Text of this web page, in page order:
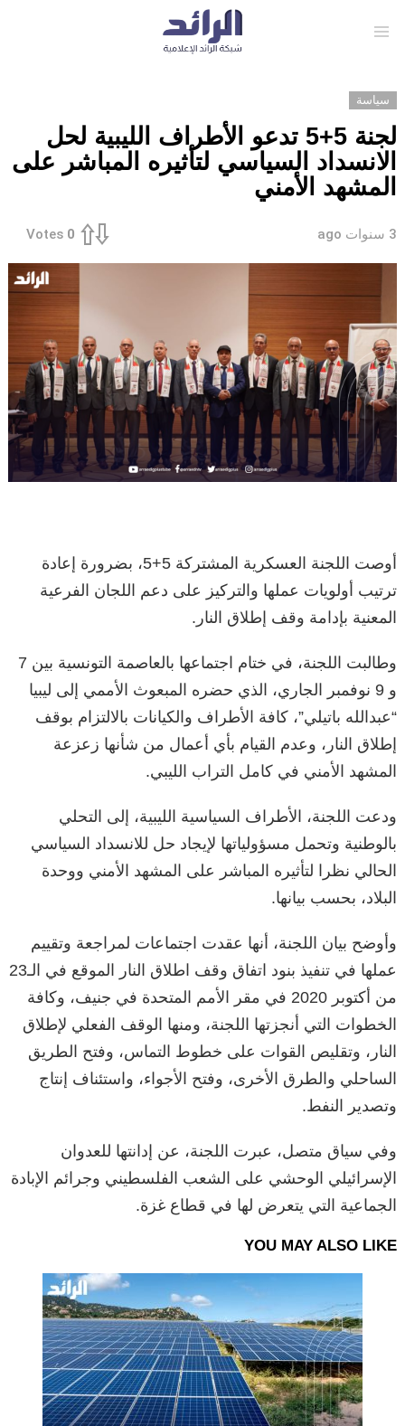
سياسة
لجنة 5+5 تدعو الأطراف الليبية لحل
الانسداد السياسي لتأثيره المباشر على
المشھد الأمني
3 سنوات ago 0
Votes
أوصت اللجنة العسكریة المشتركة 5+5، بضرورة إعادة
ترتیب أولویات عملھا والتركیز على دعم اللجان الفرعیة
المعنیة بإدامة وقف إطلاق النار.
وطالبت اللجنة، في ختام اجتماعها بالعاصمة التونسية بين 7
و 9 نوفمبر الجاري، الذي حضره المبعوث الأممي إلى ليبيا
“عبدالله باتيلي”، كافة الأطراف والكیانات بالالتزام بوقف
إطلاق النار، وعدم القیام بأي أعمال من شأنھا زعزعة
المشھد الأمني في كامل التراب اللیبي.
ودعت اللجنة، الأطراف السیاسیة اللیبیة، إلى التحلي
بالوطنیة وتحمل مسؤولیاتھا لإيجاد حل للانسداد السیاسي
الحالي نظرا لتأثیره المباشر على المشھد الأمني ووحدة
البلاد، بحسب بيانها.
وأوضح بيان اللجنة، أنها عقدت اجتماعات لمراجعة وتقییم
عملها في تنفیذ بنود اتفاق وقف اطلاق النار الموقع في الـ23
من أكتوبر 2020 في مقر الأمم المتحدة في جنیف، وكافة
الخطوات التي أنجزتها اللجنة، ومنها الوقف الفعلي لإطلاق
النار، وتقلیص القوات على خطوط التماس، وفتح الطریق
الساحلي والطرق الأخرى، وفتح الأجواء، واستئناف إنتاج
وتصدیر النفط.
وفي سياق متصل، عبرت اللجنة، عن إدانتھا للعدوان
الإسرائیلي الوحشي على الشعب الفلسطیني وجرائم الإبادة
الجماعیة التي یتعرض لھا في قطاع غزة.
YOU MAY ALSO LIKE